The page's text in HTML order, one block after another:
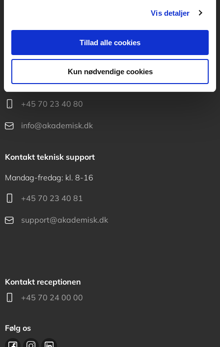
Vis detaljer
Tillad alle cookies
Kun nødvendige cookies
Kontakt kundeservice
Mandag-fredag: kl. 10-15
+45 70 23 40 80
info@akademisk.dk
Kontakt teknisk support
Mandag-fredag: kl. 8-16
+45 70 23 40 81
support@akademisk.dk
Kontakt receptionen
+45 70 24 00 00
Følg os